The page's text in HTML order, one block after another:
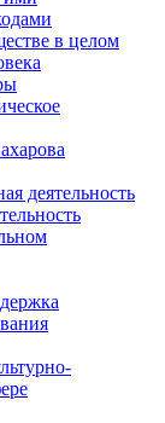
в целом
деятельность